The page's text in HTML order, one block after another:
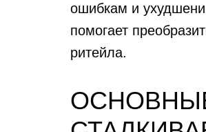
ошибкам и
помогает
ритейла.